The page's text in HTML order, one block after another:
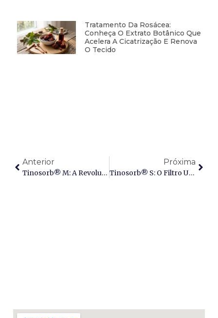
Tratamento Da Rosácea:
Conheça O Extrato Botânico Que
Acelera A Cicatrização E Renova
O Tecido
Anterior
Tinosorb® M: A Revolução Na Proteção UVA-1 Longo E Sua Importância Crucial No Tratamento Do Melasma
Próxima
Tinosorb® S: O Filtro UV De Amplo Espectro Definitivo Para Proteção Fotoestável